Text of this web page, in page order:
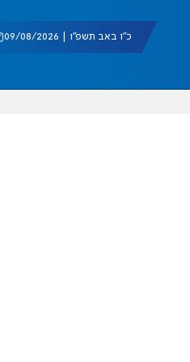
כ"ו באב תשפ"ו | 09/08/2026